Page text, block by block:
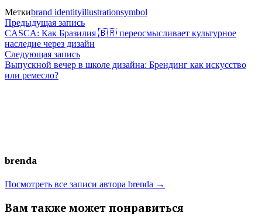
Меткиbrand identityillustrationsymbol
Навигация
по
записям
Предыдущая записьПредыдущая
запись:
CASCA: Как Бразилия 🇧🇷 переосмысливает культурное
наследие через дизайн
Следующая записьСледующая
запись:
Выпускной вечер в школе дизайна: Брендинг как искусство
или ремесло?
brenda
Посмотреть все записи автора brenda →
Вам также может понравиться